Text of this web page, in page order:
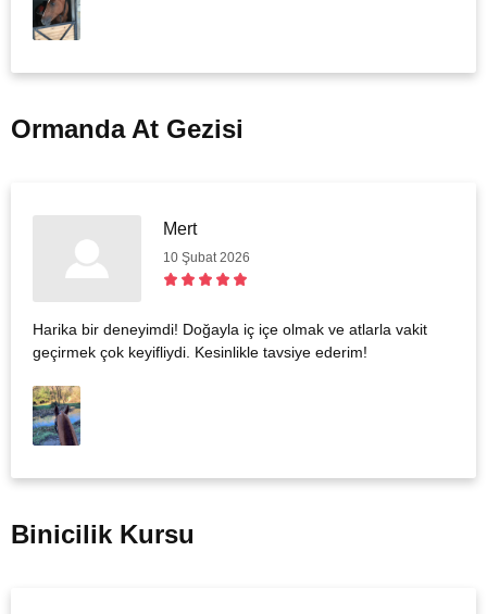
Ormanda At Gezisi
Mert
10 Şubat 2026
Harika bir deneyimdi! Doğayla iç içe olmak ve atlarla vakit
geçirmek çok keyifliydi. Kesinlikle tavsiye ederim!
Binicilik Kursu